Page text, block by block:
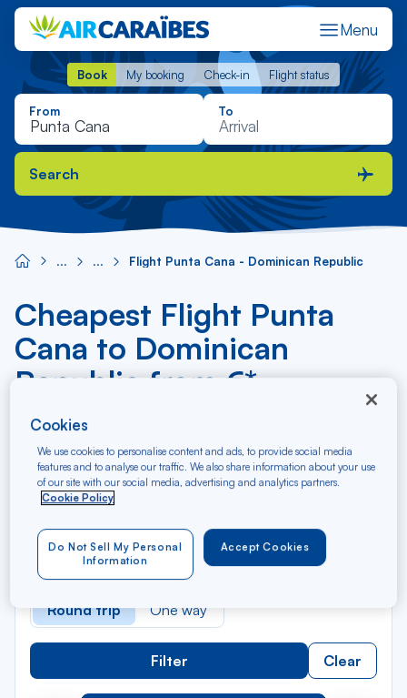
Menu
Book My booking Check-in Flight status
Book My booking Check-in Flight status
From To
Search
Flight Punta Cana - Dominican Republic
Cheapest Flight Punta
Cana to Dominican
Republic from €*
From
Punta Cana
Type of travel
Round trip One way
Filter Clear
Cookies
We use cookies to personalise content and ads, to provide social media
features and to analyse our traffic. We also share information about your use
of our site with our social media, advertising and analytics partners.
Cookie Policy
Accept Cookies
Do Not Sell My Personal
Information